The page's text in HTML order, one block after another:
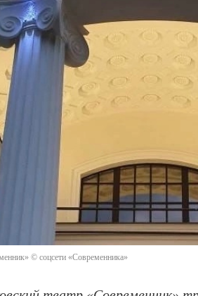
© соцсети «Современника»